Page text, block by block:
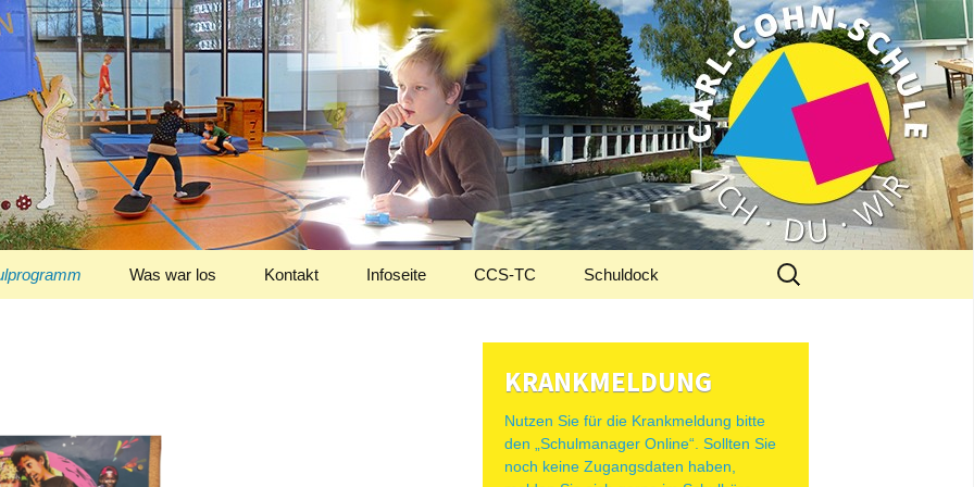
Was war los Kontakt Infoseite CCS-TC Schuldock
Suchen
nach:
KRANKMELDUNG
Nutzen Sie für die Krankmeldung bitte
den „Schulmanager Online“. Sollten Sie
noch keine Zugangsdaten haben,